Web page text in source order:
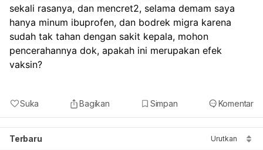
sekali rasanya, dan mencret2, selama demam saya
hanya minum ibuprofen, dan bodrek migra karena
sudah tak tahan dengan sakit kepala, mohon
pencerahannya dok, apakah ini merupakan efek
vaksin?
Suka Bagikan Simpan Komentar
Terbaru Urutkan